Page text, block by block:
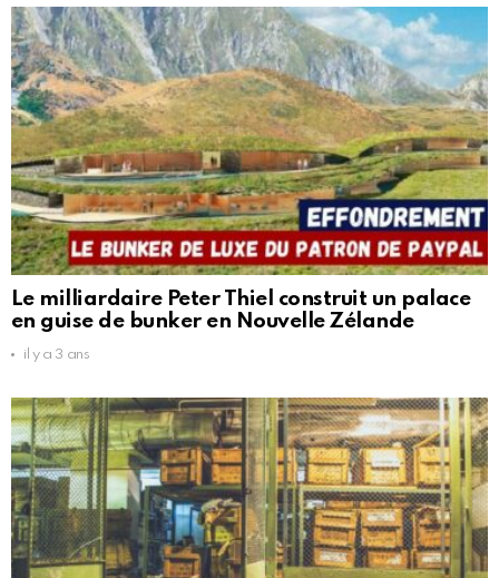
Le milliardaire Peter Thiel construit un palace
en guise de bunker en Nouvelle Zélande
il y a 3 ans